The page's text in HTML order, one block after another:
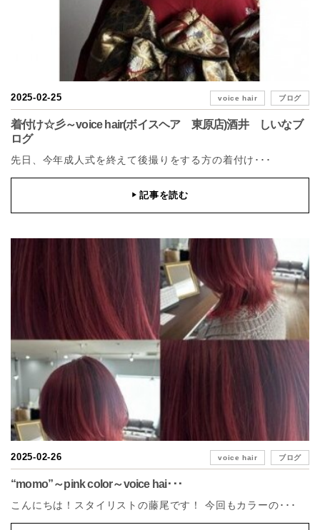
2025-02-25 voice hair ブログ
着付け☆彡～voice hair(ボイスヘア 東原店)酒井 しいなブ
ログ
先日、今年成人式を終えて後撮りをする方の着付け･･･
▶記事を読む
2025-02-26 voice hair ブログ
“momo”～pink color～voice hai･･･
こんにちは！スタイリストの藤尾です！ 今回もカラーの･･･